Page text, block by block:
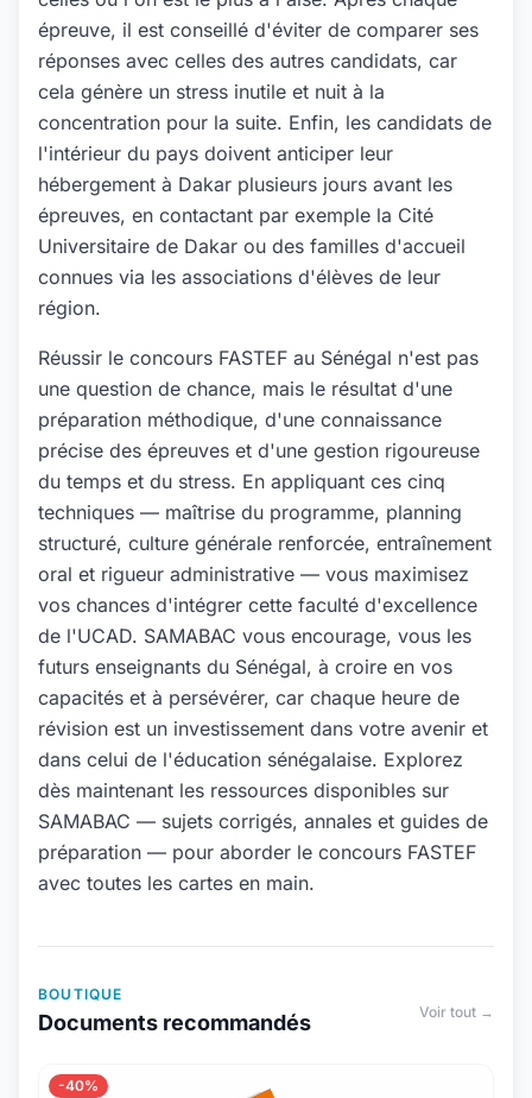
épreuve, il est conseillé d'éviter de comparer ses
réponses avec celles des autres candidats, car
cela génère un stress inutile et nuit à la
concentration pour la suite. Enfin, les candidats de
l'intérieur du pays doivent anticiper leur
hébergement à Dakar plusieurs jours avant les
épreuves, en contactant par exemple la Cité
Universitaire de Dakar ou des familles d'accueil
connues via les associations d'élèves de leur
région.
Réussir le concours FASTEF au Sénégal n'est pas
une question de chance, mais le résultat d'une
préparation méthodique, d'une connaissance
précise des épreuves et d'une gestion rigoureuse
du temps et du stress. En appliquant ces cinq
techniques — maîtrise du programme, planning
structuré, culture générale renforcée, entraînement
oral et rigueur administrative — vous maximisez
vos chances d'intégrer cette faculté d'excellence
de l'UCAD. SAMABAC vous encourage, vous les
futurs enseignants du Sénégal, à croire en vos
capacités et à persévérer, car chaque heure de
révision est un investissement dans votre avenir et
dans celui de l'éducation sénégalaise. Explorez
dès maintenant les ressources disponibles sur
SAMABAC — sujets corrigés, annales et guides de
préparation — pour aborder le concours FASTEF
avec toutes les cartes en main.
BOUTIQUE
Documents recommandés Voir tout →
-40%